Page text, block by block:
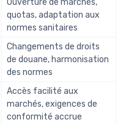
Ouverture de marchés,
quotas, adaptation aux
normes sanitaires
Changements de droits
de douane, harmonisation
des normes
Accès facilité aux
marchés, exigences de
conformité accrue